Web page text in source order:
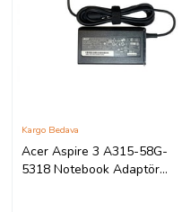
Acer Aspire 3 A315-58G-
5318 Notebook Adaptör
Kargo Bedava